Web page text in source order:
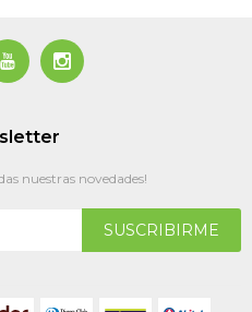
 
nuestras novedades!
SUSCRIBIRME